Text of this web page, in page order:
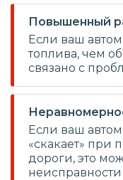
Повышенный
Если ваш
топлива, чем
связано с
Если ваш
«скакает» при
дороги, это